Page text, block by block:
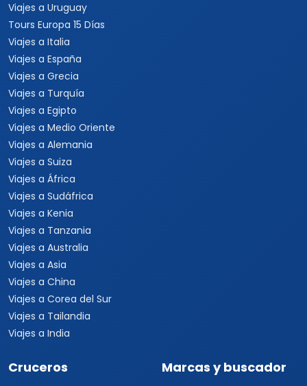
Viajes a Uruguay
Tours Europa 15 Días
Viajes a Italia
Viajes a España
Viajes a Grecia
Viajes a Turquía
Viajes a Egipto
Viajes a Medio Oriente
Viajes a Alemania
Viajes a Suiza
Viajes a África
Viajes a Sudáfrica
Viajes a Kenia
Viajes a Tanzania
Viajes a Australia
Viajes a Asia
Viajes a China
Viajes a Corea del Sur
Viajes a Tailandia
Viajes a India
Cruceros Marcas y buscador